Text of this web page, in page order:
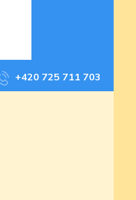
+420 725 711 703